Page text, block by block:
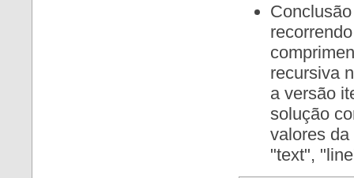
recursiva
a versão
solução
valores
"text",